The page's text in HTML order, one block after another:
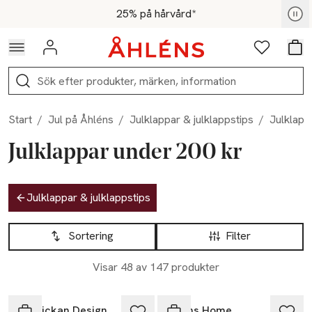
Hoppa till navigationsmenyn25% på hårvård*
För medlemmar - Shoppa nu
Logga in Favoriter
Sök
Start / Jul på Åhléns / Julklappar & julklappstips /
Julklappar under 200 kr
Hoppa till produktsidan
Julklappar & julklappstips
Hoppa till produktsidan
Filter
Sortering
Visar 48 av 147 produkter
Lista över produkter